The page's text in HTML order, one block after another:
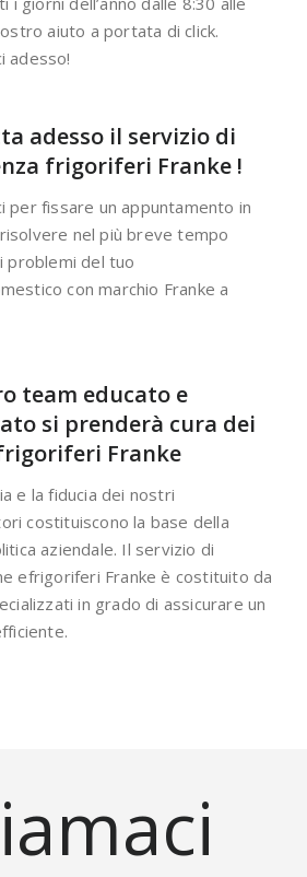
aiuto a portata di click.
adesso!
adesso il servizio di
frigoriferi Franke !
per fissare un appuntamento in
nel più breve tempo
problemi del tuo
con marchio Franke a
team educato e
si prenderà cura dei
Franke
e la fiducia dei nostri
costituiscono la base della
aziendale. Il servizio di
efrigoriferi Franke è costituito da
in grado di assicurare un